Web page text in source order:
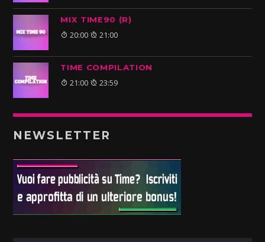
MIX TIME90 (R)
20:00 21:00
TIME COMPILATION
21:00 23:59
NEWSLETTER